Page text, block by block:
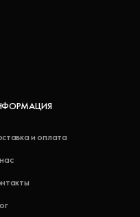
и оплата